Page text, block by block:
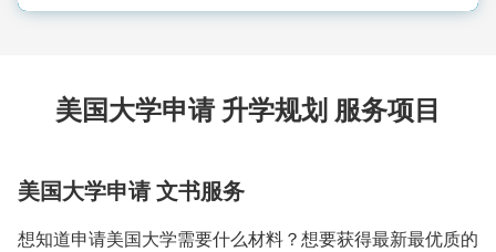
美国大学申请 升学规划 服务项目
美国大学申请 文书服务
想知道申请美国大学需要什么材料？想要获得最新最优质的